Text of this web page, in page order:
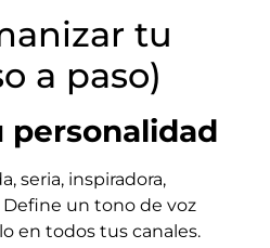
tu
a paso)
personalidad
seria, inspiradora,
Define un tono de voz
en todos tus canales.